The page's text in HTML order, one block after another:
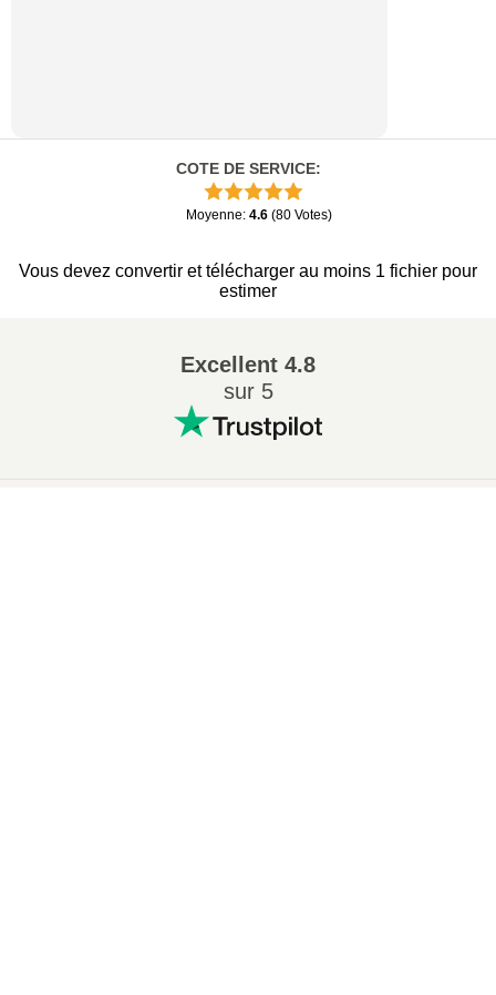
COTE DE SERVICE:
Moyenne: 4.6 (80 Votes)
Vous devez convertir et télécharger au moins 1 fichier pour
estimer
Excellent 4.8
sur 5